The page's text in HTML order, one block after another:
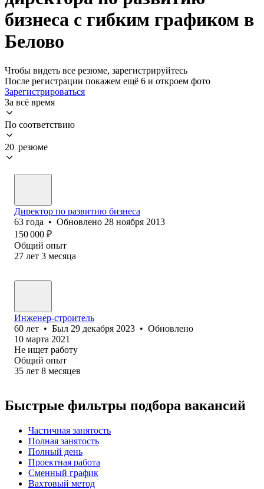
бизнеса с гибким графиком в
Белово
Чтобы видеть все резюме, зарегистрируйтесь
После регистрации покажем ещё 6 и откроем фото
Зарегистрироваться
За всё время
По соответствию
20 резюме
Директор по развитию бизнеса
63 года • Обновлено 28 ноября 2013
150 000 ₽
Общий опыт
27 лет 3 месяца
Инженер-строитель
60 лет • Был 29 декабря 2023 • Обновлено
10 марта 2021
Не ищет работу
Общий опыт
35 лет 8 месяцев
Быстрые фильтры подбора вакансий
Частичная занятость
Полная занятость
Полный день
Проектная работа
Сменный график
Вахтовый метод